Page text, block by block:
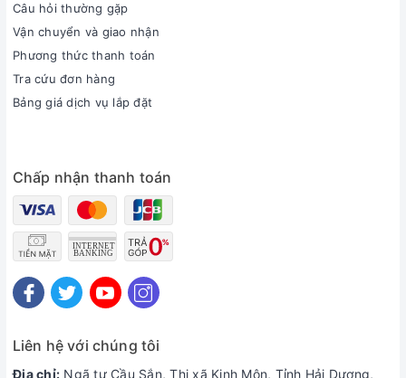
Câu hỏi thường gặp
Vận chuyển và giao nhận
Phương thức thanh toán
Tra cứu đơn hàng
Bảng giá dịch vụ lắp đặt
Chấp nhận thanh toán
Liên hệ với chúng tôi
Địa chỉ: Ngã tư Cầu Sắn, Thị xã Kinh Môn, Tỉnh Hải Dương,